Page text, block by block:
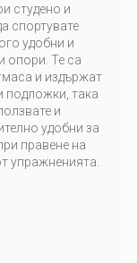
студено и
спортувате
удобни и
опори. Те са
и издържат
подложки, така
и
удобни за
правене на
упражненията.